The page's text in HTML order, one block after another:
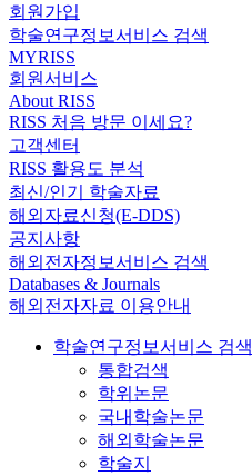
회원가입
학술연구정보서비스 검색
MYRISS
회원서비스
About RISS
RISS 처음 방문 이세요?
고객센터
RISS 활용도 분석
최신/인기 학술자료
해외자료신청(E-DDS)
공지사항
해외전자정보서비스 검색
Databases & Journals
해외전자자료 이용안내
학술연구정보서비스 검색
통합검색
학위논문
국내학술논문
해외학술논문
학술지